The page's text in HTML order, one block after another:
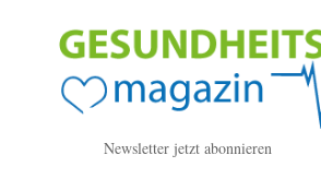
Newsletter jetzt abonnieren